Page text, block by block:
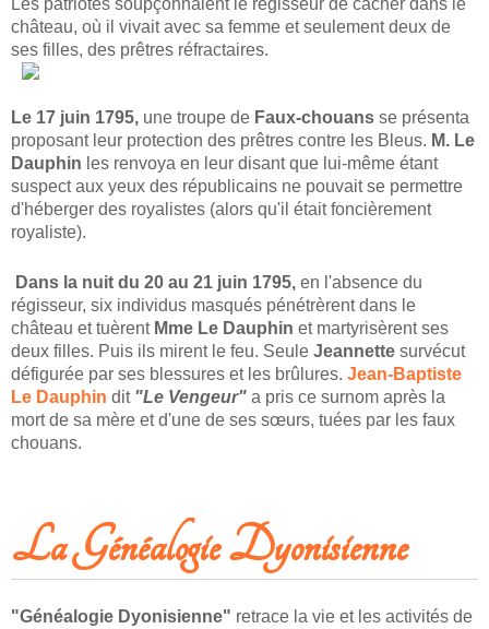
Les patriotes soupçonnaient le régisseur de cacher dans le
château, où il vivait avec sa femme et seulement deux de
ses filles, des prêtres réfractaires.
Le 17 juin 1795, une troupe de Faux-chouans se présenta
proposant leur protection des prêtres contre les Bleus. M. Le
Dauphin les renvoya en leur disant que lui-même étant
suspect aux yeux des républicains ne pouvait se permettre
d'héberger des royalistes (alors qu'il était foncièrement
royaliste).
Dans la nuit du 20 au 21 juin 1795, en l'absence du
régisseur, six individus masqués pénétrèrent dans le
château et tuèrent Mme Le Dauphin et martyrisèrent ses
deux filles. Puis ils mirent le feu. Seule Jeannette survécut
défigurée par ses blessures et les brûlures. Jean-Baptiste
Le Dauphin dit "Le Vengeur" a pris ce surnom après la
mort de sa mère et d'une de ses sœurs, tuées par les faux
chouans.
La Généalogie Dyonisienne
"Généalogie Dyonisienne" retrace la vie et les activités de